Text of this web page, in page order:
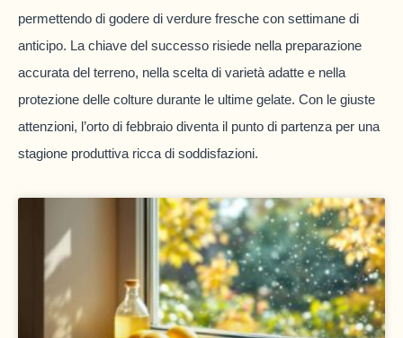
permettendo di godere di verdure fresche con settimane di
anticipo. La chiave del successo risiede nella preparazione
accurata del terreno, nella scelta di varietà adatte e nella
protezione delle colture durante le ultime gelate. Con le giuste
attenzioni, l’orto di febbraio diventa il punto di partenza per una
stagione produttiva ricca di soddisfazioni.